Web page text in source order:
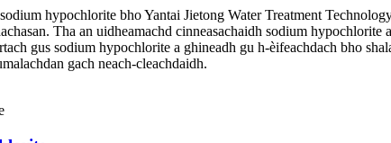
hypochlorite bho Yantai Jietong Water Treatment
Tha an uidheamachd cinneasachaidh sodium
gus sodium hypochlorite a ghineadh gu h-èifeachdach bho
gach neach-cleachdaidh.